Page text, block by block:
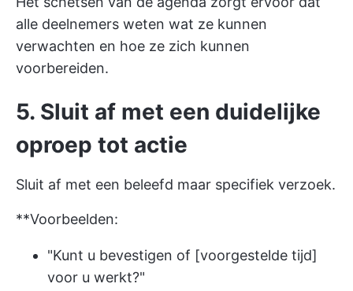
alle deelnemers weten wat ze kunnen
verwachten en hoe ze zich kunnen
voorbereiden.
5. Sluit af met een duidelijke
oproep tot actie
Sluit af met een beleefd maar specifiek verzoek.
**Voorbeelden:
"Kunt u bevestigen of [voorgestelde tijd]
voor u werkt?"